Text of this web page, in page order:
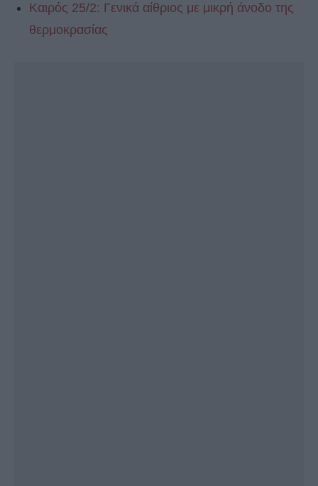
Καιρός 25/2: Γενικά αίθριος με μικρή άνοδο της
θερμοκρασίας